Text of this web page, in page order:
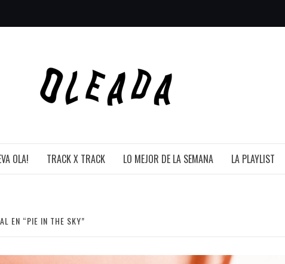
OLA! TRACK X TRACK LO MEJOR DE LA SEMANA LA PLAYLIST
EN “PIE IN THE SKY”